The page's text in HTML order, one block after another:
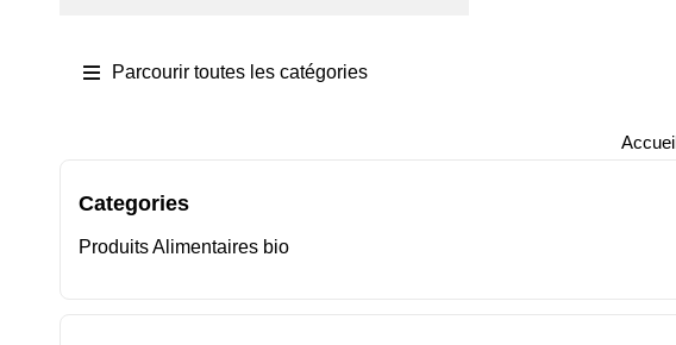
Parcourir toutes les catégories
Categories
Produits Alimentaires bio